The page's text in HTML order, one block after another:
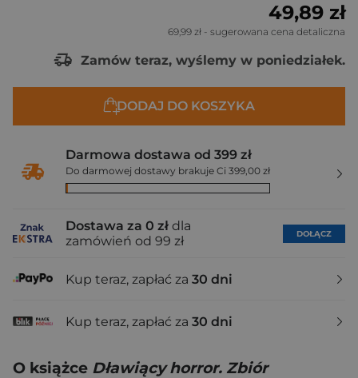
49,89 zł
69,99 zł - sugerowana cena detaliczna
Zamów teraz, wyślemy w poniedziałek.
DODAJ DO KOSZYKA
Darmowa dostawa od 399 zł
Do darmowej dostawy brakuje Ci 399,00 zł
Dostawa za 0 zł dla
zamówień od 99 zł
DOŁĄCZ
Kup teraz, zapłać za 30 dni
Kup teraz, zapłać za 30 dni
O książce Dławiący horror. Zbiór